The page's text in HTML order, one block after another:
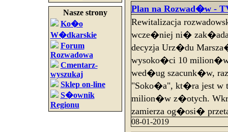
Nasze strony
Ko�o
W�dkarskie
Forum
Rozwadowa
Cmentarz-
wyszukaj
Sklep on-line
S�ownik
Regionu
Plan na Rozwad�w -
Rewitalizacja
wcze�niej ni�
decyzja Urz�du
wysoko�ci 10
wed�ug szacunk�w,
"Soko�a", kt�ra jest w
milion�w z�otych.
zamierza og�osi�
08-01-2019